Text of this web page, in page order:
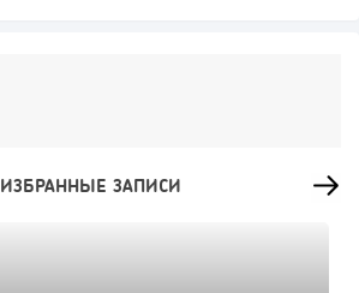
ИЗБРАННЫЕ ЗАПИСИ